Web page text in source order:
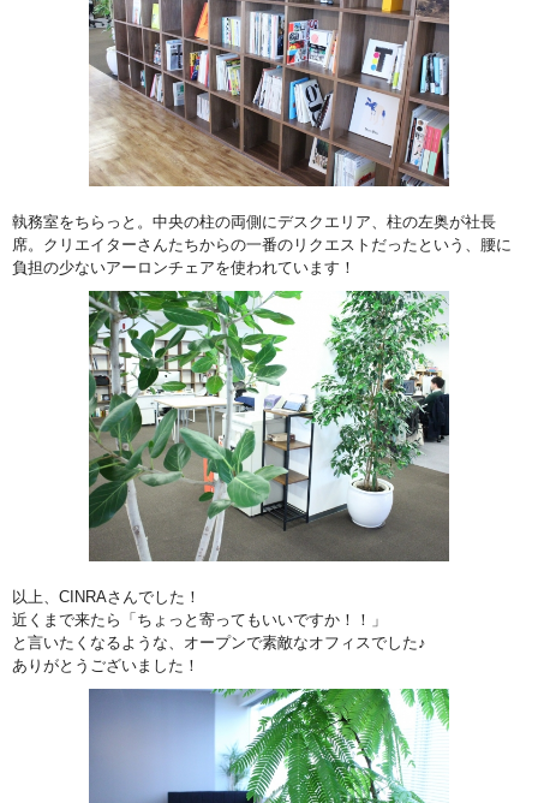
執務室をちらっと。中央の柱の両側にデスクエリア、柱の左奥が社長
席。クリエイターさんたちからの一番のリクエストだったという、腰に
負担の少ないアーロンチェアを使われています！
以上、CINRAさんでした！
近くまで来たら「ちょっと寄ってもいいですか！！」
と言いたくなるような、オープンで素敵なオフィスでした♪
ありがとうございました！